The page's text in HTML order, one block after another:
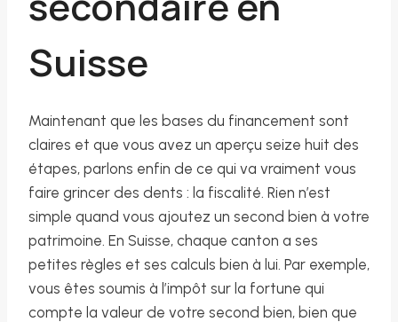
Suisse
Maintenant que les bases du financement sont
claires et que vous avez un aperçu seize huit des
étapes, parlons enfin de ce qui va vraiment vous
faire grincer des dents : la fiscalité. Rien n’est
simple quand vous ajoutez un second bien à votre
patrimoine. En Suisse, chaque canton a ses
petites règles et ses calculs bien à lui. Par exemple,
vous êtes soumis à l’impôt sur la fortune qui
compte la valeur de votre second bien, bien que